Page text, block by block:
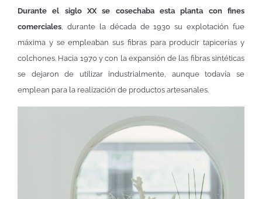
Durante el siglo XX se cosechaba esta planta con fines
comerciales, durante la década de 1930 su explotación fue
máxima y se empleaban sus fibras para producir tapicerías y
colchones. Hacia 1970 y con la expansión de las fibras sintéticas
se dejaron de utilizar industrialmente, aunque todavía se
emplean para la realización de productos artesanales.